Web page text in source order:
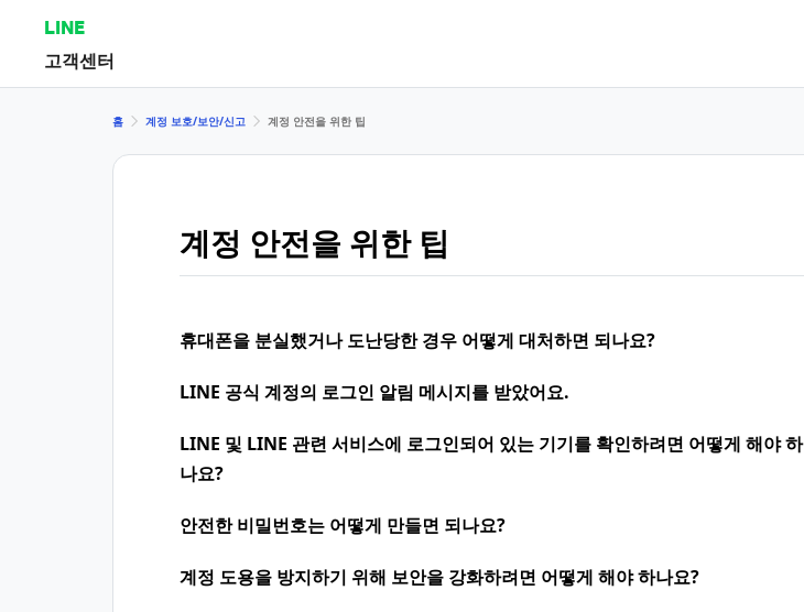
LINE
고객센터
홈 계정 보호/보안/신고 계정 안전을 위한 팁
계정 안전을 위한 팁
휴대폰을 분실했거나 도난당한 경우 어떻게 대처하면 되나요?
LINE 공식 계정의 로그인 알림 메시지를 받았어요.
LINE 및 LINE 관련 서비스에 로그인되어 있는 기기를 확인하려면 어떻게 해야 하
나요?
안전한 비밀번호는 어떻게 만들면 되나요?
계정 도용을 방지하기 위해 보안을 강화하려면 어떻게 해야 하나요?